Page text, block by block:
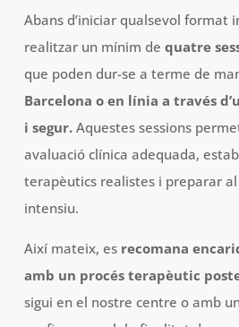
Abans d’iniciar qualsevol format
realitzar un mínim de quatre
que poden dur-se a terme de
Barcelona o en línia a través
i segur.Aquestes sessions
avaluació clínica adequada,
terapèutics realistes i preparar
intensiu.
Així mateix, esrecomana
amb un procés terapèutic
sigui en el nostre centre o amb